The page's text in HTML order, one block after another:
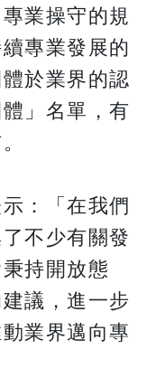
業操守的規
專業發展的
於業界的認
」名單，有
：「在我們
不少有關發
持開放態
議，進一步
業界邁向專